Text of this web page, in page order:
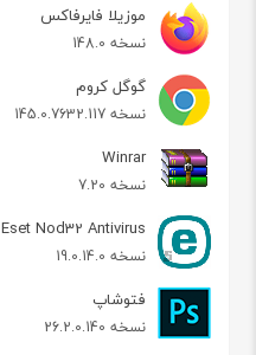
موزیلا فایرفاکس
نسخه 148.0
گوگل کروم
نسخه 145.0.7632.117
Winrar
نسخه 7.20
Eset Nod32 Antivirus
نسخه 19.0.14.0
فتوشاپ
نسخه 26.2.0.140